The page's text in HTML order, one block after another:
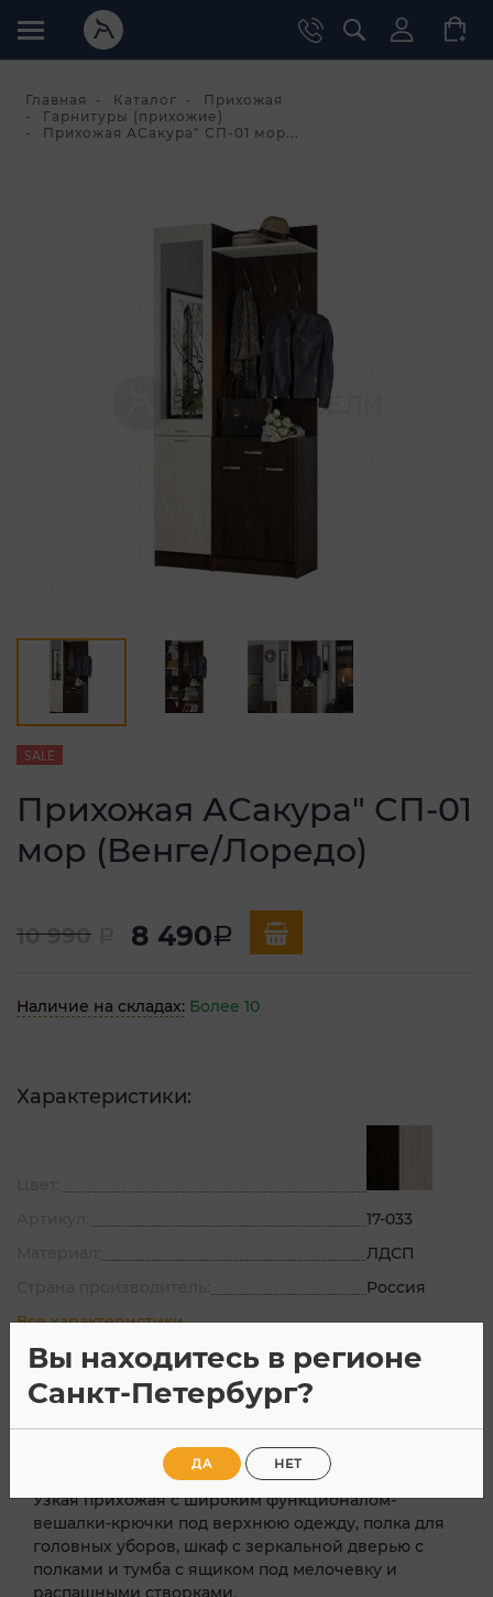
Главная Каталог
Прихожая
Гарнитуры (прихожие)
Прихожая АСакура" СП-01 мор...
SALE
Прихожая АСакура" СП-01
мор (Венге/Лоредо)
10 990 8 490a
Наличие на складах: Более 10
Характеристики:
17-033
ЛДСП
Россия
Все характеристики
Описание Характеристики
Узкая прихожая с широким функционалом-
вешалки-крючки под верхнюю одежду, полка для
головных уборов, шкаф с зеркальной дверью с
полками и тумба с ящиком под мелочевку и
распашными створками.
Вы находитесь в регионе
Санкт-Петербург?
ДА НЕТ